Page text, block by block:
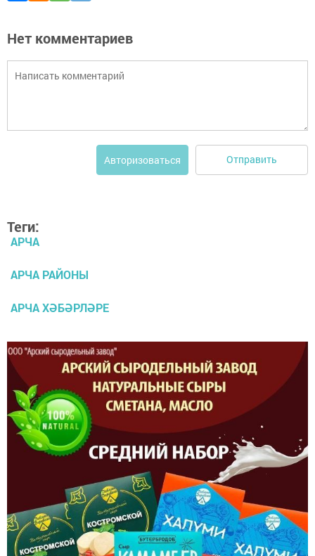
Нет комментариев
Авторизоваться Отправить
Теги:
АРЧА
АРЧА РАЙОНЫ
АРЧА ХӘБӘРЛӘРЕ